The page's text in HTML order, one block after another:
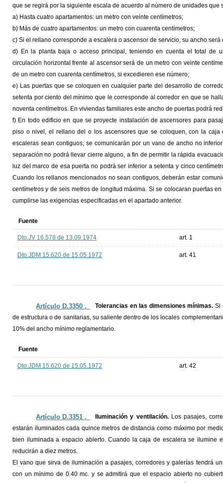
que se regirá por la siguiente escala de acuerdo al número de unidades que
a) Hasta cuatro apartamentos: un metro con veinte centímetros;
b) Más de cuatro apartamentos: un metro con cuarenta centímetros;
c) Si el rellano corresponde a escalera o ascensor de servicio, su ancho
d) En la planta baja o acceso principal, teniendo en cuenta el total de
circulación horizontal frente al ascensor será de un metro con veinte
de un metro con cuarenta centímetros, si excedieren ese número;
e) Las puertas que se coloquen en cualquier parte del desarrollo de
setenta por ciento del mínimo que le corresponde al corredor en que se
noventa centímetros. En viviendas familiares este ancho de puertas podrá
f) En todo edificio en que se proyecte instalación de ascensores para
piso o nivel, el rellano del o los ascensores que se coloquen, con la
escaleras sean contiguos, se comunicarán por un vano de ancho no
separación no podrá llevar cierre alguno, a fin de permitir la rápida
luz del marco de esa puerta no podrá ser inferior a setenta y cinco
Cuando los rellanos mencionados no sean contiguos, deberán estar
centímetros y de seis metros de longitud máxima. Si se colocaran puertas
cumplirse las exigencias especificadas en el apartado anterior.
Fuente
Dto.JV 16.578 de 13.09.1974 art. 1
Dto.JDM 15.620 de 15.05.1972 art. 41
Artículo D.3350 ._ Tolerancias en las dimensiones mínimas.Si
de estructura o de sanitarias, su saliente dentro de los locales
10% del ancho mínimo reglamentario.
Fuente
Dto.JDM 15.620 de 15.05.1972 art. 42
Artículo D.3351 ._ Iluminación y ventilación.Los pasajes,
estarán iluminados cada quince metros de distancia como máximo por
bien iluminada a espacio abierto. Cuando la caja de escalera se ilumine
reducirán a diez metros.
El vano que sirva de iluminación a pasajes, corredores y galerías tendrá
con un mínimo de 0.40 mc. y se admitirá que el espacio abierto no